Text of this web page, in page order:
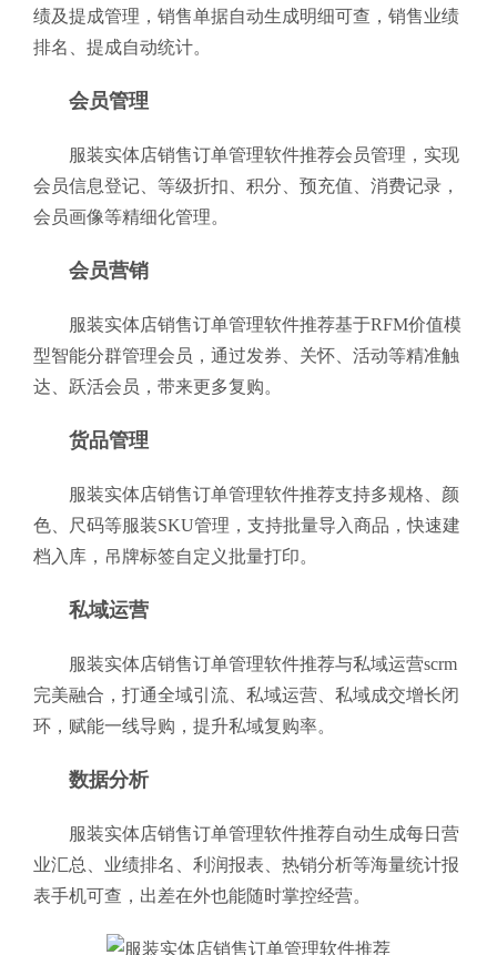
绩及提成管理，销售单据自动生成明细可查，销售业绩
排名、提成自动统计。
会员管理
服装实体店销售订单管理软件推荐会员管理，实现
会员信息登记、等级折扣、积分、预充值、消费记录，
会员画像等精细化管理。
会员营销
服装实体店销售订单管理软件推荐基于RFM价值模
型智能分群管理会员，通过发券、关怀、活动等精准触
达、跃活会员，带来更多复购。
货品管理
服装实体店销售订单管理软件推荐支持多规格、颜
色、尺码等服装SKU管理，支持批量导入商品，快速建
档入库，吊牌标签自定义批量打印。
私域运营
服装实体店销售订单管理软件推荐与私域运营scrm
完美融合，打通全域引流、私域运营、私域成交增长闭
环，赋能一线导购，提升私域复购率。
数据分析
服装实体店销售订单管理软件推荐自动生成每日营
业汇总、业绩排名、利润报表、热销分析等海量统计报
表手机可查，出差在外也能随时掌控经营。